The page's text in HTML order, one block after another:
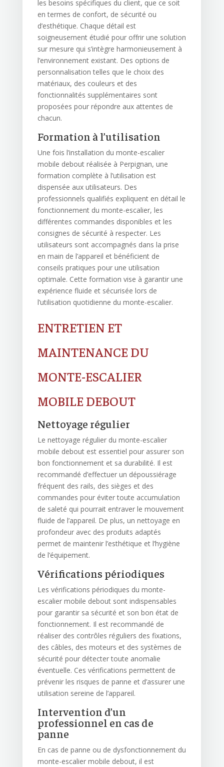
les besoins spécifiques du client, que ce soit
en termes de confort, de sécurité ou
d’esthétique. Chaque détail est
soigneusement étudié pour offrir une solution
sur mesure qui s’intègre harmonieusement à
l’environnement existant. Des options de
personnalisation telles que le choix des
matériaux, des couleurs et des
fonctionnalités supplémentaires sont
proposées pour répondre aux attentes de
chacun.
Formation à l’utilisation
Une fois l’installation du monte-escalier
mobile debout réalisée à Perpignan, une
formation complète à l’utilisation est
dispensée aux utilisateurs. Des
professionnels qualifiés expliquent en détail le
fonctionnement du monte-escalier, les
différentes commandes disponibles et les
consignes de sécurité à respecter. Les
utilisateurs sont accompagnés dans la prise
en main de l’appareil et bénéficient de
conseils pratiques pour une utilisation
optimale. Cette formation vise à garantir une
expérience fluide et sécurisée lors de
l’utilisation quotidienne du monte-escalier.
ENTRETIEN ET
MAINTENANCE DU
MONTE-ESCALIER
MOBILE DEBOUT
Nettoyage régulier
Le nettoyage régulier du monte-escalier
mobile debout est essentiel pour assurer son
bon fonctionnement et sa durabilité. Il est
recommandé d’effectuer un dépoussiérage
fréquent des rails, des sièges et des
commandes pour éviter toute accumulation
de saleté qui pourrait entraver le mouvement
fluide de l’appareil. De plus, un nettoyage en
profondeur avec des produits adaptés
permet de maintenir l’esthétique et l’hygiène
de l’équipement.
Vérifications périodiques
Les vérifications périodiques du monte-
escalier mobile debout sont indispensables
pour garantir sa sécurité et son bon état de
fonctionnement. Il est recommandé de
réaliser des contrôles réguliers des fixations,
des câbles, des moteurs et des systèmes de
sécurité pour détecter toute anomalie
éventuelle. Ces vérifications permettent de
prévenir les risques de panne et d’assurer une
utilisation sereine de l’appareil.
Intervention d’un
professionnel en cas de
panne
En cas de panne ou de dysfonctionnement du
monte-escalier mobile debout, il est